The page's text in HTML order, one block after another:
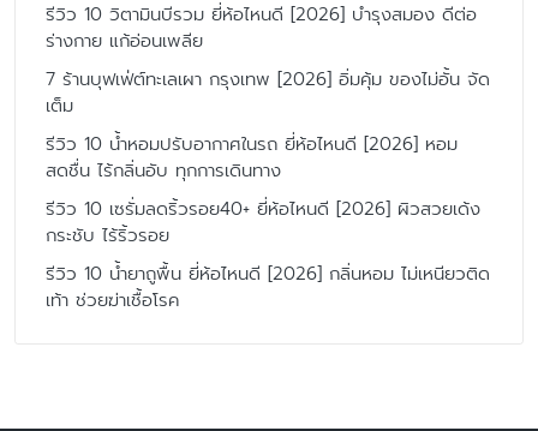
รีวิว 10 วิตามินบีรวม ยี่ห้อไหนดี [2026] บำรุงสมอง ดีต่อ
ร่างกาย แก้อ่อนเพลีย
7 ร้านบุฟเฟ่ต์ทะเลเผา กรุงเทพ [2026] อิ่มคุ้ม ของไม่อั้น จัด
เต็ม
รีวิว 10 น้ำหอมปรับอากาศในรถ ยี่ห้อไหนดี [2026] หอม
สดชื่น ไร้กลิ่นอับ ทุกการเดินทาง
รีวิว 10 เซรั่มลดริ้วรอย40+ ยี่ห้อไหนดี [2026] ผิวสวยเด้ง
กระชับ ไร้ริ้วรอย
รีวิว 10 น้ำยาถูพื้น ยี่ห้อไหนดี [2026] กลิ่นหอม ไม่เหนียวติด
เท้า ช่วยฆ่าเชื้อโรค